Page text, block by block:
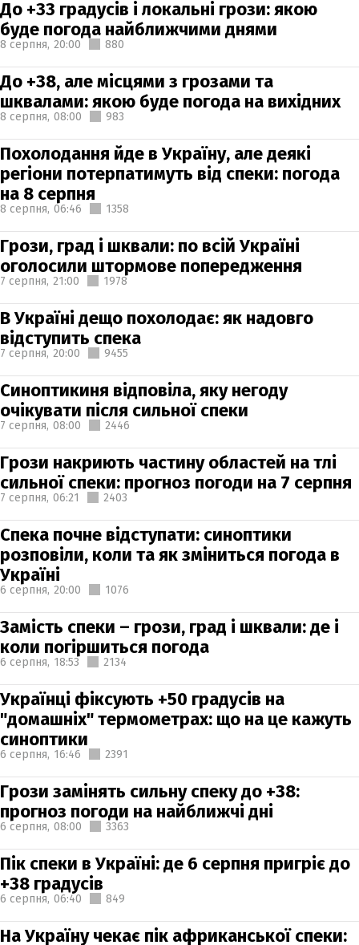
До +33 градусів і локальні грози: якою
буде погода найближчими днями
8 серпня, 20:00 880
До +38, але місцями з грозами та
шквалами: якою буде погода на вихідних
8 серпня, 08:00 983
Похолодання йде в Україну, але деякі
регіони потерпатимуть від спеки: погода
на 8 серпня
8 серпня, 06:46 1358
Грози, град і шквали: по всій Україні
оголосили штормове попередження
7 серпня, 21:00 1978
В Україні дещо похолодає: як надовго
відступить спека
7 серпня, 20:00 9455
Синоптикиня відповіла, яку негоду
очікувати після сильної спеки
7 серпня, 08:00 2446
Грози накриють частину областей на тлі
сильної спеки: прогноз погоди на 7 серпня
7 серпня, 06:21 2403
Спека почне відступати: синоптики
розповіли, коли та як зміниться погода в
Україні
6 серпня, 20:00 1076
Замість спеки – грози, град і шквали: де і
коли погіршиться погода
6 серпня, 18:53 2134
Українці фіксують +50 градусів на
"домашніх" термометрах: що на це кажуть
синоптики
6 серпня, 16:46 2391
Грози замінять сильну спеку до +38:
прогноз погоди на найближчі дні
6 серпня, 08:00 3363
Пік спеки в Україні: де 6 серпня пригріє до
+38 градусів
6 серпня, 06:40 849
На Україну чекає пік африканської спеки: